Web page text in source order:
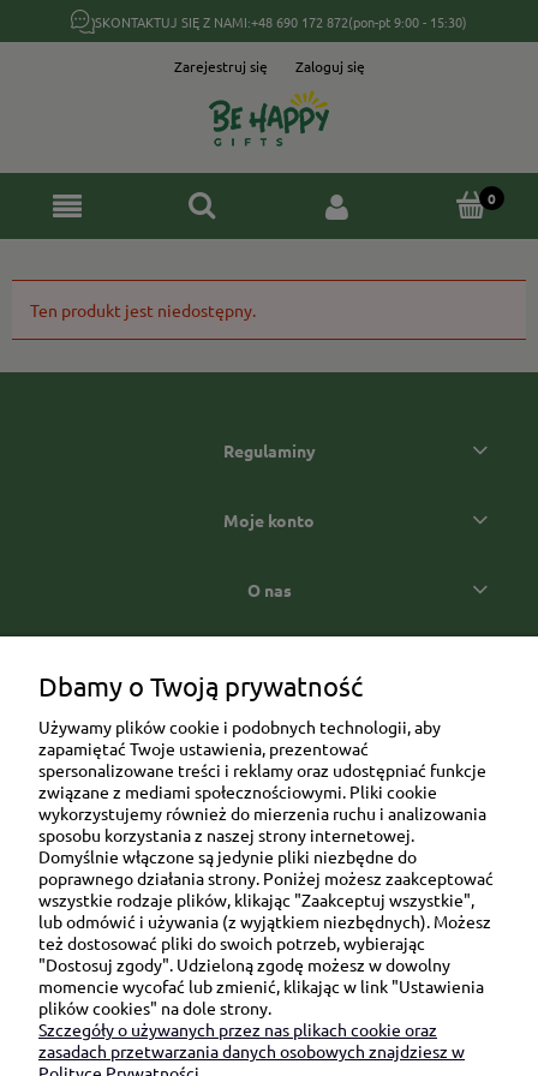
SKONTAKTUJ SIĘ Z NAMI:+48 690 172 872(pon-pt 9:00 - 15:30)
Zarejestruj się Zaloguj się
Ten produkt jest niedostępny.
Regulaminy
Moje konto
O nas
Ul. Brukowa 6/8 lok. 57/58
91-341 Łódź
NIP: 6751510615
SKONTAKTUJ SIĘ Z NAMI:
sklep@be-happygifts.com
+48 690 172 872
Dbamy o Twoją prywatność
Używamy plików cookie i podobnych technologii, aby
zapamiętać Twoje ustawienia, prezentować
spersonalizowane treści i reklamy oraz udostępniać funkcje
związane z mediami społecznościowymi. Pliki cookie
wykorzystujemy również do mierzenia ruchu i analizowania
sposobu korzystania z naszej strony internetowej.
Domyślnie włączone są jedynie pliki niezbędne do
poprawnego działania strony. Poniżej możesz zaakceptować
wszystkie rodzaje plików, klikając "Zaakceptuj wszystkie",
lub odmówić i używania (z wyjątkiem niezbędnych). Możesz
też dostosować pliki do swoich potrzeb, wybierając
"Dostosuj zgody". Udzieloną zgodę możesz w dowolny
momencie wycofać lub zmienić, klikając w link "Ustawienia
plików cookies" na dole strony.
Szczegóły o używanych przez nas plikach cookie oraz
zasadach przetwarzania danych osobowych znajdziesz w